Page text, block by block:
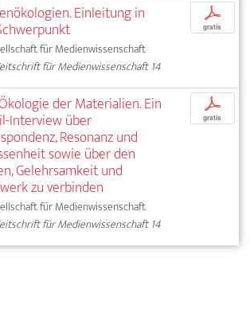
Einleitung in
für Medienwissenschaft
für Medienwissenschaft 14
p
gratis
der Materialien. Ein
Interview über
Resonanz und
sowie über den
Gelehrsamkeit und
zu verbinden
für Medienwissenschaft
für Medienwissenschaft 14
p
gratis